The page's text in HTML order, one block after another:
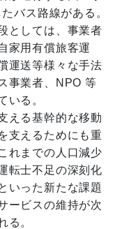
バス路線がある。
としては、事業者
家用有償旅客運
運送等様々な手法
事業者、NPO 等
いる。
える基幹的な移動
支えるためにも重
れまでの人口減少
転士不足の深刻化
いった新たな課題
ービスの維持が次
る。